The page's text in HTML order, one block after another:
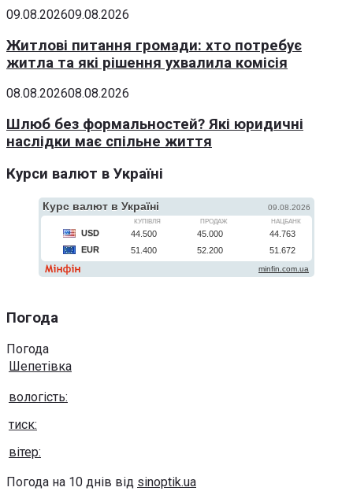
09.08.202609.08.2026
Житлові питання громади: хто потребує
житла та які рішення ухвалила комісія
08.08.202608.08.2026
Шлюб без формальностей? Які юридичні
наслідки має спільне життя
Курси валют в Україні
Погода
Погода
Шепетівка
вологість:
тиск:
вітер:
Погода на 10 днів від sinoptik.ua